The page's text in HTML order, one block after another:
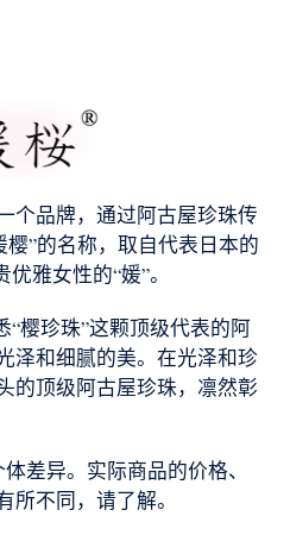
个品牌，通过阿古屋珍珠传
”的名称，取自代表日本的
雅女性的“媛”。
“樱珍珠”这颗顶级代表的阿
泽和细腻的美。在光泽和珍
的顶级阿古屋珍珠，凛然彰
差异。实际商品的价格、
不同，请了解。